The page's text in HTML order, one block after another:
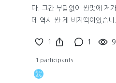
다. 그간 부담없이 싼맛에 저
데 역시 싼 게 비지떡이었습니
1 1
1 participants